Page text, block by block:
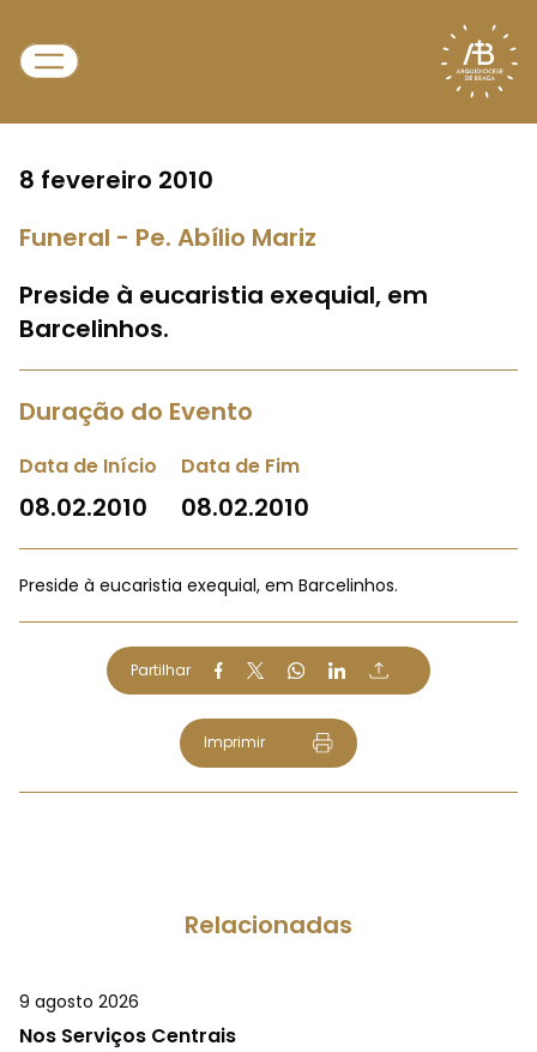
8 fevereiro 2010
Funeral - Pe. Abílio Mariz
Preside à eucaristia exequial, em
Barcelinhos.
Duração do Evento
Data de Início
08.02.2010
Data de Fim
08.02.2010
Preside à eucaristia exequial, em Barcelinhos.
Partilhar
Imprimir
Relacionadas
9 agosto 2026
Nos Serviços Centrais